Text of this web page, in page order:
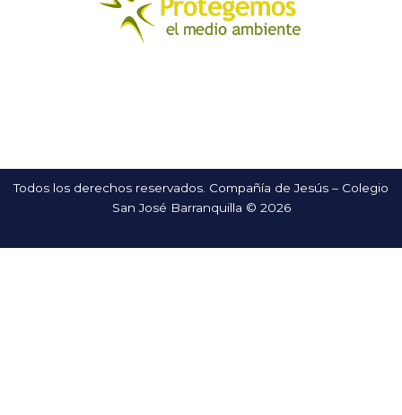
Todos los derechos reservados. Compañía de Jesús – Colegio
San José Barranquilla © 2026